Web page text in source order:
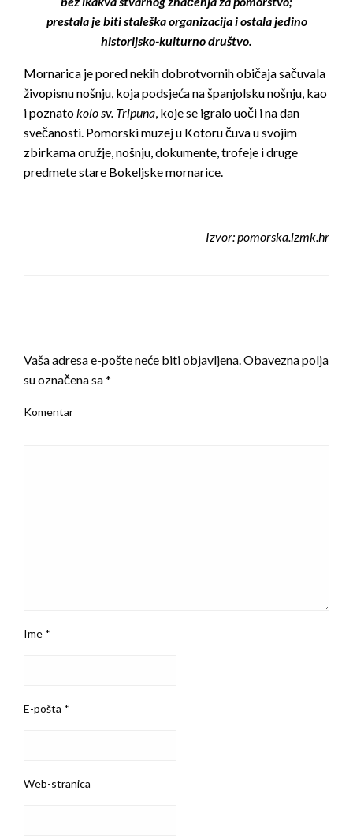
prestala je biti staleška organizacija i ostala jedino
historijsko-kulturno društvo.
Mornarica je pored nekih dobrotvornih običaja sačuvala
živopisnu nošnju, koja podsjeća na španjolsku nošnju, kao
i poznato kolo sv. Tripuna , koje se igralo uoči i na dan
svečanosti. Pomorski muzej u Kotoru čuva u svojim
zbirkama oružje, nošnju, dokumente, trofeje i druge
predmete stare Bokeljske mornarice.
Izvor: pomorska.lzmk.hr
Vaša adresa e-pošte neće biti objavljena. Obavezna polja
su označena sa*
Komentar
Ime *
E-pošta *
Web-stranica